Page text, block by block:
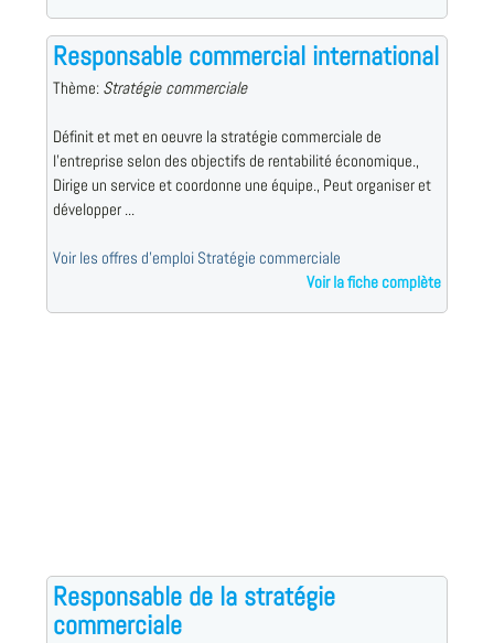
Responsable commercial international
Thème: Stratégie commerciale
Définit et met en oeuvre la stratégie commerciale de
l'entreprise selon des objectifs de rentabilité économique.,
Dirige un service et coordonne une équipe., Peut organiser et
développer ...
Voir les offres d'emploi Stratégie commerciale
Voir la fiche complète
Responsable de la stratégie
commerciale